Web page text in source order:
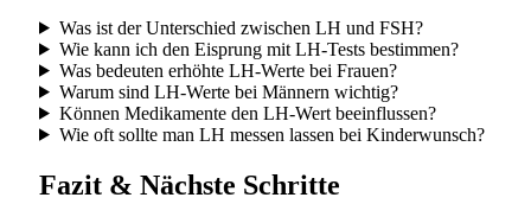
Was ist der Unterschied zwischen LH und FSH?
Wie kann ich den Eisprung mit LH-Tests bestimmen?
Was bedeuten erhöhte LH-Werte bei Frauen?
Warum sind LH-Werte bei Männern wichtig?
Können Medikamente den LH-Wert beeinflussen?
Wie oft sollte man LH messen lassen bei Kinderwunsch?
Fazit & Nächste Schritte